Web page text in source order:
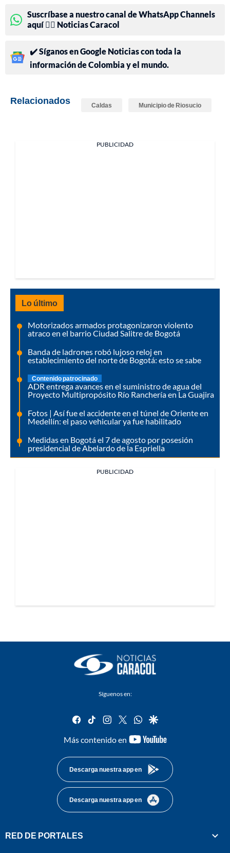
Suscríbase a nuestro canal de WhatsApp Channels
aquí 👉🏻 Noticias Caracol
✔️ Síganos en Google Noticias con toda la
información de Colombia y el mundo.
Relacionados Caldas Municipio de Riosucio
PUBLICIDAD
Lo último
Motorizados armados protagonizaron violento
atraco en el barrio Ciudad Salitre de Bogotá
Banda de ladrones robó lujoso reloj en
establecimiento del norte de Bogotá: esto se sabe
Contenido patrocinado
ADR entrega avances en el suministro de agua del
Proyecto Multipropósito Río Ranchería en La Guajira
Fotos | Así fue el accidente en el túnel de Oriente en
Medellín: el paso vehicular ya fue habilitado
Medidas en Bogotá el 7 de agosto por posesión
presidencial de Abelardo de la Espriella
PUBLICIDAD
Síguenos en:
facebook
tiktok instagram
twitterwhatsapp
google
Más contenido en
youtube-
Descarga nuestra app en
Descarga nuestra app en
RED DE PORTALES